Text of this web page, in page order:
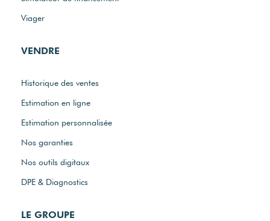
Viager
VENDRE
Historique des ventes
Estimation en ligne
Estimation personnalisée
Nos garanties
Nos outils digitaux
DPE & Diagnostics
LE GROUPE